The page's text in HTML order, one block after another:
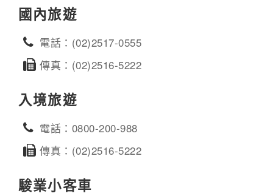
國內旅遊
電話：(02)2517-0555
傳真：(02)2516-5222
入境旅遊
電話：0800-200-988
傳真：(02)2516-5222
駿業小客車